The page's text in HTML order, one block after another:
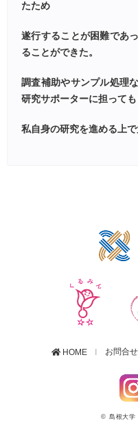
たため
遂行することが困難であ
ることができた。
調査補助やサンプル処理
研究サポーターに担って
私自身の研究を進める上で
HOME お問合せ
© 島根大学